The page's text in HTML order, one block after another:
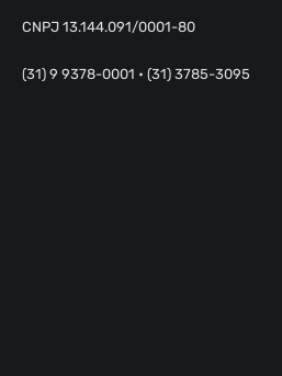
CNPJ 13.144.091/0001-80
(31) 9 9378-0001 • (31) 3785-3095